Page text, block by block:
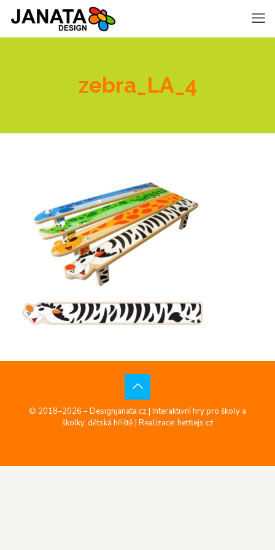
zebra_LA_4
© 2018–2026 – Designjanata.cz | Interaktivní hry pro školy a
školky, dětská hřiště | Realizace: hetflejs.cz